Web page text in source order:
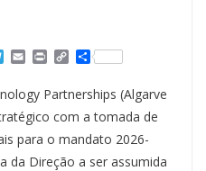
T
e
e
g
r
a
m
E
m
i
l
P
i
n
t
C
o
y
L
i
n
k
S
h
a
r
e
Partnerships (Algarve
com a tomada de
para o mandato 2026-
da Direção a ser assumida